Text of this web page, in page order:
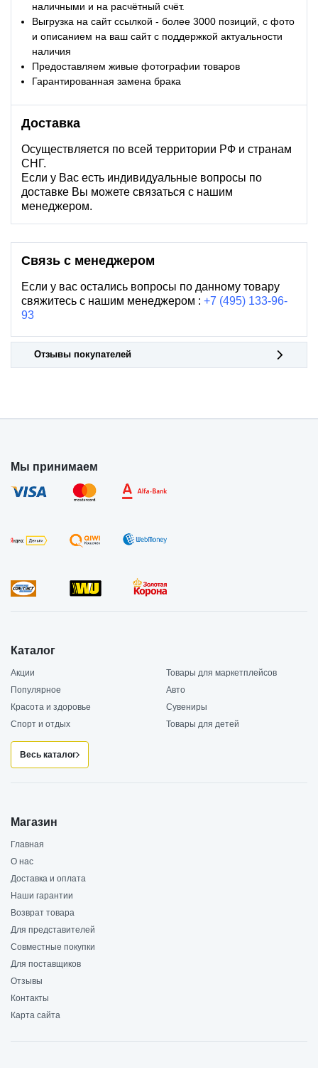
наличными и на расчётный счёт.
Выгрузка на сайт ссылкой - более 3000 позиций, с фото
и описанием на ваш сайт с поддержкой актуальности
наличия
Предоставляем живые фотографии товаров
Гарантированная замена брака
Доставка
Осуществляется по всей территории РФ и странам
СНГ.
Если у Вас есть индивидуальные вопросы по
доставке Вы можете связаться с нашим
менеджером.
Связь с менеджером
Если у вас остались вопросы по данному товару
свяжитесь с нашим менеджером : +7 (495) 133-96-
93
Отзывы покупателей
Мы принимаем
Каталог
Акции
Товары для маркетплейсов
Популярное
Авто
Красота и здоровье
Сувениры
Спорт и отдых
Товары для детей
Весь каталог
Магазин
Главная
О нас
Доставка и оплата
Наши гарантии
Возврат товара
Для представителей
Совместные покупки
Для поставщиков
Отзывы
Контакты
Карта сайта